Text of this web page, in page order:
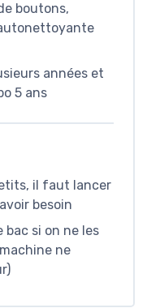
boutons,
années et
5 ans
il faut lancer
besoin
si on ne les
ne